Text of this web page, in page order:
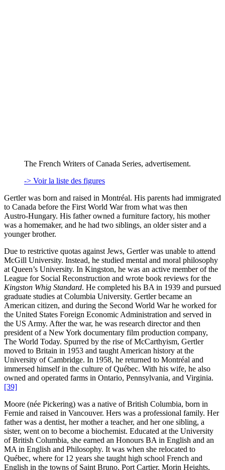
The French Writers of Canada Series, advertisement.
-> Voir la liste des figures
Gertler was born and raised in Montréal. His parents had immigrated
to Canada before the First World War from what was then
Austro‑Hungary. His father owned a furniture factory, his mother
was a homemaker, and he had two siblings, an older sister and a
younger brother.
Due to restrictive quotas against Jews, Gertler was unable to attend
McGill University. Instead, he studied mental and moral philosophy
at Queen’s University. In Kingston, he was an active member of the
League for Social Reconstruction and wrote book reviews for the
Kingston Whig Standard. He completed his BA in 1939 and pursued
graduate studies at Columbia University. Gertler became an
American citizen, and during the Second World War he worked for
the United States Foreign Economic Administration and served in
the US Army. After the war, he was research director and then
president of a New York documentary film production company,
The World Today. Spurred by the rise of McCarthyism, Gertler
moved to Britain in 1953 and taught American history at the
University of Cambridge. In 1958, he returned to Montréal and
immersed himself in the culture of Québec. With his wife, he also
owned and operated farms in Ontario, Pennsylvania, and Virginia.
[39]
Moore (née Pickering) was a native of British Columbia, born in
Fernie and raised in Vancouver. Hers was a professional family. Her
father was a dentist, her mother a teacher, and her one sibling, a
sister, went on to become a biochemist. Educated at the University
of British Columbia, she earned an Honours BA in English and an
MA in English and Philosophy. It was when she relocated to
Québec, where for 12 years she taught high school French and
English in the towns of Saint Bruno, Port Cartier, Morin Heights,